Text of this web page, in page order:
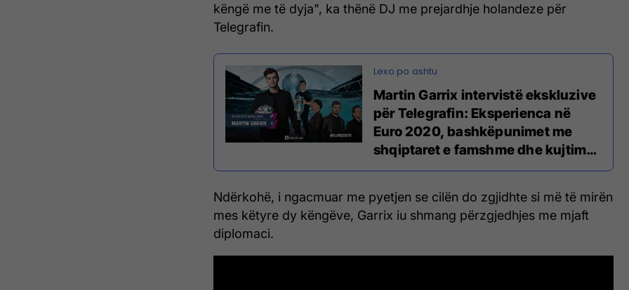
këngë me të dyja", ka thënë DJ me prejardhje holandeze për
Telegrafin.
Martin Garrix intervistë ekskluzive
për Telegrafin: Eksperienca në
Euro 2020, bashkëpunimet me
shqiptaret e famshme dhe kujtimet
nga performanca në Kosovë
Ndërkohë, i ngacmuar me pyetjen se cilën do zgjidhte si më të mirën
mes këtyre dy këngëve, Garrix iu shmang përzgjedhjes me mjaft
diplomaci.